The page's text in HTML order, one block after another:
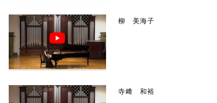
柳 美海子
寺﨑 和裕